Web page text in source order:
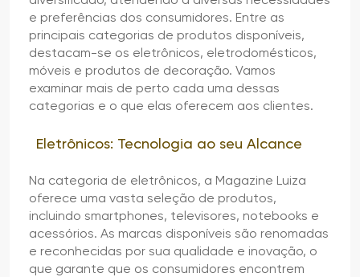
e preferências dos consumidores. Entre as
principais categorias de produtos disponíveis,
destacam-se os eletrônicos, eletrodomésticos,
móveis e produtos de decoração. Vamos
examinar mais de perto cada uma dessas
categorias e o que elas oferecem aos clientes.
Eletrônicos: Tecnologia ao seu Alcance
Na categoria de eletrônicos, a Magazine Luiza
oferece uma vasta seleção de produtos,
incluindo smartphones, televisores, notebooks e
acessórios. As marcas disponíveis são renomadas
e reconhecidas por sua qualidade e inovação, o
que garante que os consumidores encontrem